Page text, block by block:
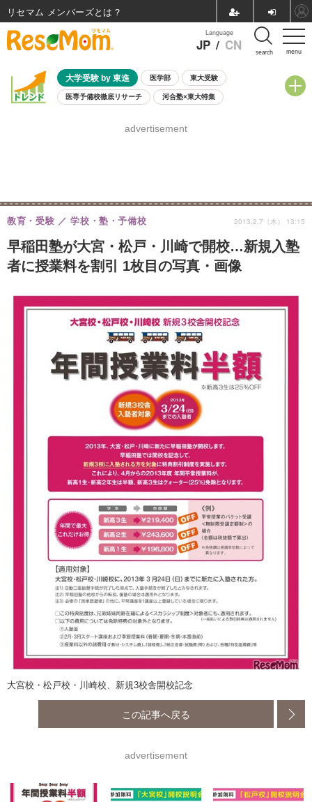
menu
Language
JP / CN search
大学受験 by 東進 医学部 東大受験
医専予備校徹底リサーチ 河合塾×東大特集
8月開催学校説明会・相談会
advertisement
早稲田塾が大宮・松戸・川崎で開校…新規入塾
者に授業料を割引 1枚目の写真・画像
教育・受験 学校・塾・予備校 2013.2.7（木） 13:15
大宮校・松戸校・川崎校、新規3校舎開校記念
この記事へ戻る
advertisement
リセマム メンバーズ